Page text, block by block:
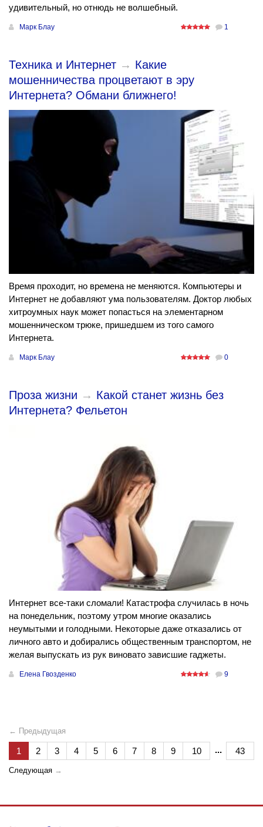
удивительный, но отнюдь не волшебный.
Марк Блау 1
Техника и Интернет → Какие
мошенничества процветают в эру
Интернета? Обмани ближнего!
Время проходит, но времена не меняются. Компьютеры и
Интернет не добавляют ума пользователям. Доктор любых
хитроумных наук может попасться на элементарном
мошенническом трюке, пришедшем из того самого
Интернета.
Марк Блау 0
Проза жизни → Какой станет жизнь без
Интернета? Фельетон
Интернет все-таки сломали! Катастрофа случилась в ночь
на понедельник, поэтому утром многие оказались
неумытыми и голодными. Некоторые даже отказались от
личного авто и добирались общественным транспортом, не
желая выпускать из рук виновато зависшие гаджеты.
Елена Гвозденко 9
← Предыдущая
1 2 3 4 5 6 7 8 9 10 ... 43
Следующая →